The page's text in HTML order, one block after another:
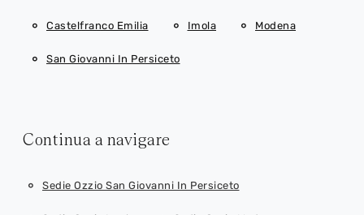
Castelfranco Emilia Imola Modena
San Giovanni In Persiceto
Continua a navigare
Sedie Ozzio San Giovanni In Persiceto